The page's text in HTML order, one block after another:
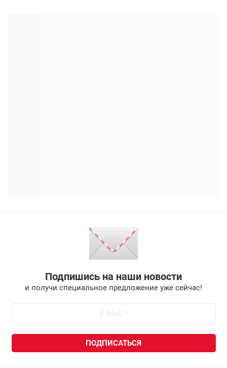
Подпишись на наши новости
и получи специальное предложение уже сейчас!